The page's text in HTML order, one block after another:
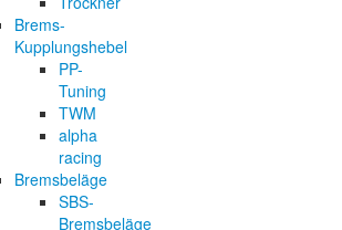
Brems-
Kupplungshebel
PP-
Tuning
TWM
alpha
racing
Bremsbeläge
SBS-
Bremsbeläge